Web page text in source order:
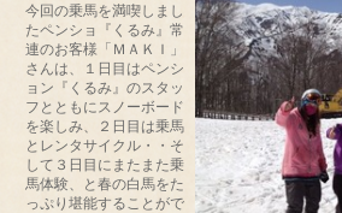
今回の乗馬を満喫しまし
たペンショ『くるみ』常
連のお客様「ＭＡＫＩ」
さんは、１日目はペンシ
ョン『くるみ』のスタッ
フとともにスノーボード
を楽しみ、２日目は乗馬
とレンタサイクル・・そ
して３日目にまたまた乗
馬体験、と春の白馬をた
っぷり堪能することがで